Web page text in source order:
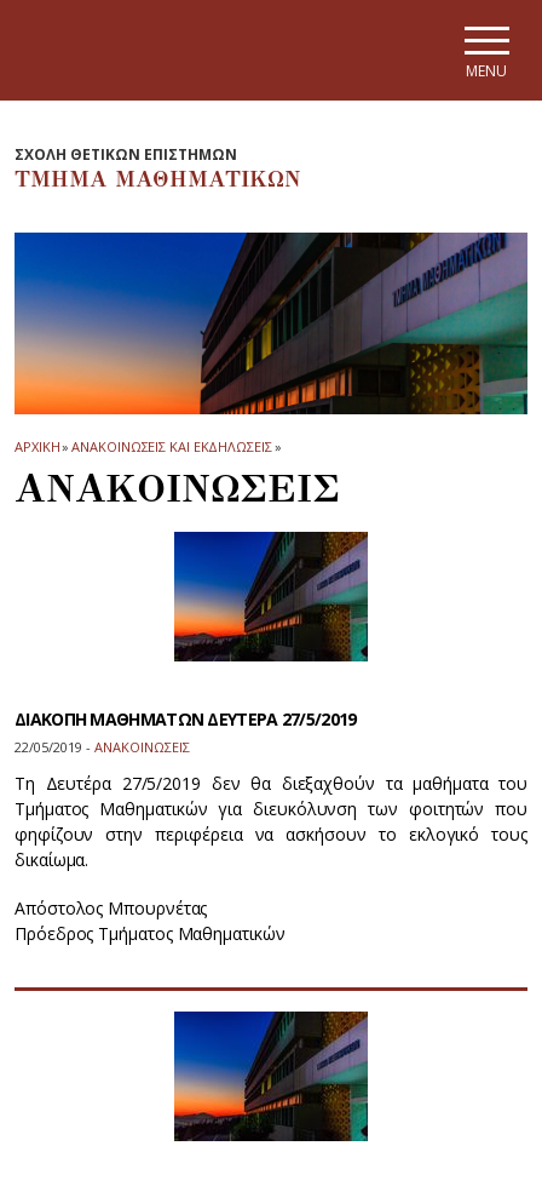
MENU
ΣΧΟΛΗ ΘΕΤΙΚΩΝ ΕΠΙΣΤΗΜΩΝ
ΤΜΗΜΑ ΜΑΘΗΜΑΤΙΚΩΝ
ΑΡΧΙΚΗ» ΑΝΑΚΟΙΝΩΣΕΙΣ ΚΑΙ ΕΚΔΗΛΩΣΕΙΣ»
ΑΝΑΚΟΙΝΩΣΕΙΣ
ΔΙΑΚΟΠΗ ΜΑΘΗΜΑΤΩΝ ΔΕΥΤΕΡΑ 27/5/2019
22/05/2019 - ΑΝΑΚΟΙΝΩΣΕΙΣ
Τη Δευτέρα 27/5/2019 δεν θα διεξαχθούν τα μαθήματα του
Τμήματος Μαθηματικών για διευκόλυνση των φοιτητών που
φηφίζουν στην περιφέρεια να ασκήσουν το εκλογικό τους
δικαίωμα.
Απόστολος Μπουρνέτας
Πρόεδρος Τμήματος Μαθηματικών